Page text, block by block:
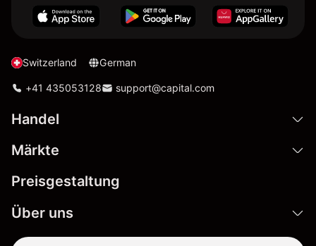
Switzerland German
+41 435053128 support@capital.com
Handel
Märkte
Preisgestaltung
Über uns